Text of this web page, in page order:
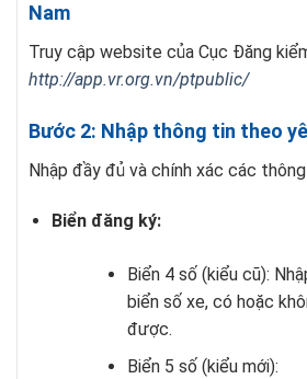
Nam
Truy cập website của Cục Đăng
http://app.vr.org.vn/ptpublic/
Bước 2: Nhập thông tin theo
Nhập đầy đủ và chính xác các
Biển đăng ký:
Biển 4 số (kiểu cũ):
biển số xe, có hoặc
được.
Biển 5 số (kiểu mới):